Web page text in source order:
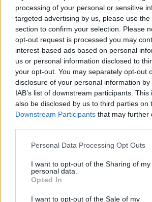
processing of your personal or sensitive
targeted advertising by us, please use
section to confirm your selection. Please
opt-out request is processed you may
interest-based ads based on personal
us or personal information disclosed to
your opt-out. You may separately opt-out
disclosure of your personal information
IAB’s list of downstream participants.
also be disclosed by us to third parties on
Downstream Participants that may further
Personal Data Processing Opt Outs
I want to opt-out of the Sharing of my
personal data.
Opted In
I want to opt-out of the Sale of my
su perkūnija palis. Vėjas
naktį 4–8 m/s, dieną 6–11 m/s.
dieną 20–25°C.
Sekmadienį, liepos 12 d.
kai kur palis, daugiau dieną su
Vėjas šiaurės, šiaurės vakarų
rajonuose. Naktį 14–17°C,
Pirmadienį, liepos 13 d.